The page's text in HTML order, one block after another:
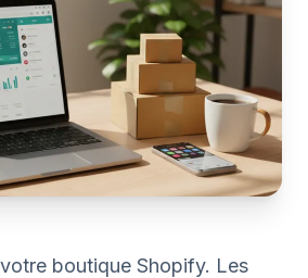
boutique Shopify. Les